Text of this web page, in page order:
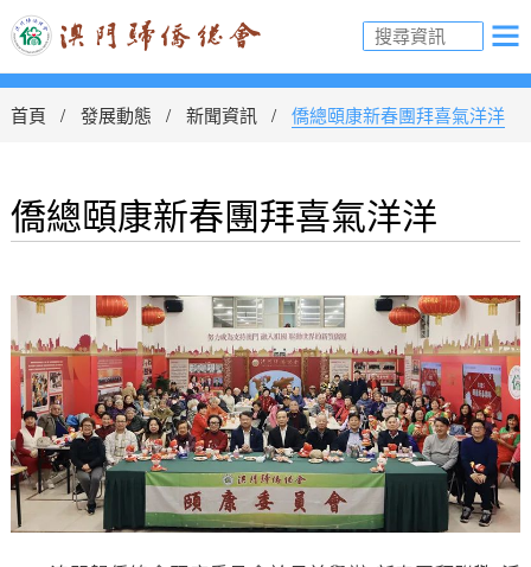
首頁 發展動態 新聞資訊 僑總頤康新春團拜喜氣洋洋
僑總頤康新春團拜喜氣洋洋